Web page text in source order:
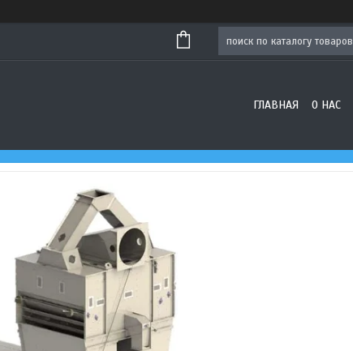
ГЛАВНАЯ О НАС